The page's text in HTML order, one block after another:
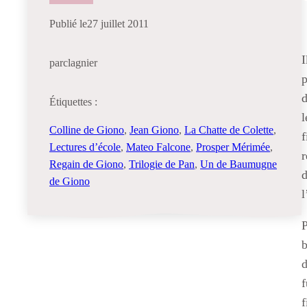
Publié le27 juillet 2011
parclagnier
Étiquettes :
Colline de Giono, Jean Giono, La Chatte de Colette
Lectures d’école, Mateo Falcone, Prosper Mérimée
Regain de Giono, Trilogie de Pan, Un de Baumugne
de Giono